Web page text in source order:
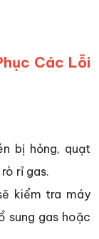
Các Lỗi
bị hỏng, quạt
rỉ gas.
kiểm tra máy
sung gas hoặc